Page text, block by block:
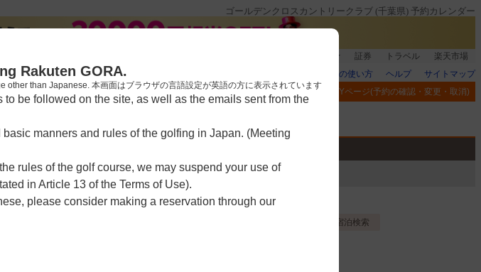
ゴールデンクロスカントリークラブ (千葉県) 予約カレンダー
証券 トラベル
楽天市場
楽天GORAの使い方
ヘルプ
サイトマップ
閲覧履歴
お気に入り MYページ(予約の確認・変更・取消)
ラブ 宿泊検索
Rakuten GORA.
than Japanese. 本画面はブラウザの言語設定が英語の方に表示されています
be followed on the site, as well as the emails sent from the
manners and rules of the golfing in Japan. (Meeting
rules of the golf course, we may suspend your use of
in Article 13 of the Terms of Use).
please consider making a reservation through our